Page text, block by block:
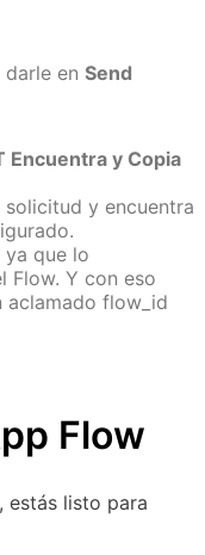
en Send
Encuentra y Copia
solicitud y encuentra
que lo
Flow. Y con eso
aclamado flow_id
Flow
estás listo para